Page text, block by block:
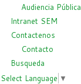
Audiencia Pública
Intranet SEM
Contactenos
Contacto
Busqueda
Select Language ▼